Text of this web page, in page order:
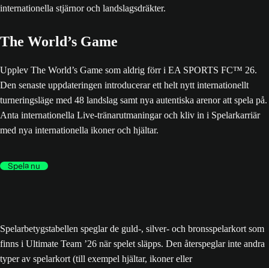
The World’s Game
Upplev The World’s Game som aldrig förr i EA SPORTS FC™ 26.
Den senaste uppdateringen introducerar ett helt nytt internationellt
turneringsläge med 48 landslag samt nya autentiska arenor att spela på.
Anta internationella Live-tränarutmaningar och kliv in i Spelarkarriär
med nya internationella ikoner och hjältar.
Spela nu
Spelarbetygstabellen speglar de guld-, silver- och bronsspelarkort som
finns i Ultimate Team ’26 när spelet släpps. Den återspeglar inte andra
typer av spelarkort (till exempel hjältar, ikoner eller